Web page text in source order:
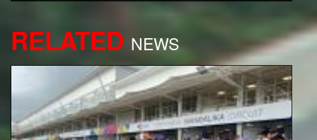
RELATED NEWS